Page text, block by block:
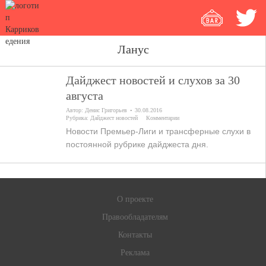
Ланус
Дайджест новостей и слухов за 30
августа
Автор: Денис Григорьев
30.08.2016
Рубрика: Дайджест новостей Комментарии
Новости Премьер-Лиги и трансферные слухи в
постоянной рубрике дайджеста дня.
О проекте
Правообладателям
Контакты
Реклама